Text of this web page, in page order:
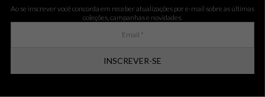
Ao se inscrever você concorda em receber atualizações por e-mail sobre as últimas
coleções, campanhas e novidades.
INSCREVER-SE